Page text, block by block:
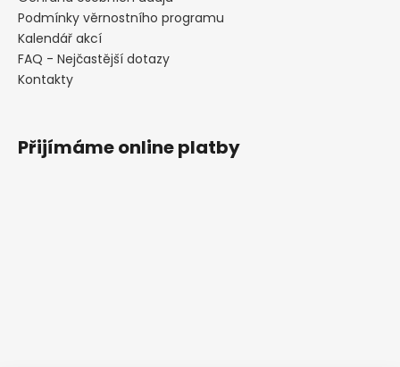
Podmínky věrnostního programu
Kalendář akcí
FAQ - Nejčastější dotazy
Kontakty
Přijímáme online platby